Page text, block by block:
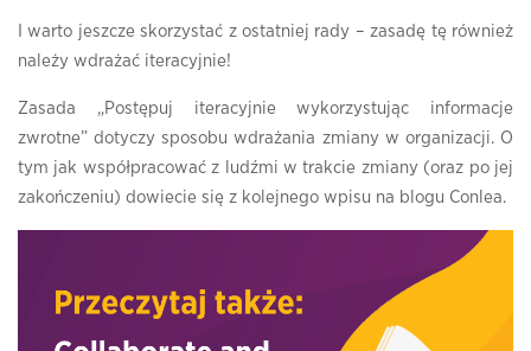
I warto jeszcze skorzystać z ostatniej rady – zasadę tę również
należy wdrażać iteracyjnie!
Zasada „Postępuj iteracyjnie wykorzystując informacje
zwrotne” dotyczy sposobu wdrażania zmiany w organizacji. O
tym jak współpracować z ludźmi w trakcie zmiany (oraz po jej
zakończeniu) dowiecie się z kolejnego wpisu na blogu Conlea.